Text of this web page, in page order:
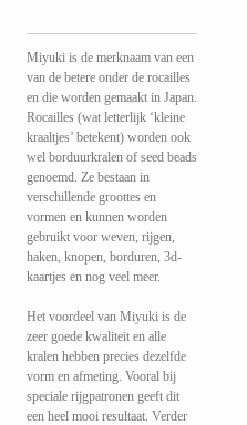
Miyuki is de merknaam van een
van de betere onder de rocailles
en die worden gemaakt in Japan.
Rocailles (wat letterlijk ‘kleine
kraaltjes’ betekent) worden ook
wel borduurkralen of seed beads
genoemd. Ze bestaan in
verschillende groottes en
vormen en kunnen worden
gebruikt voor weven, rijgen,
haken, knopen, borduren, 3d-
kaartjes en nog veel meer.
Het voordeel van Miyuki is de
zeer goede kwaliteit en alle
kralen hebben precies dezelfde
vorm en afmeting. Vooral bij
speciale rijgpatronen geeft dit
een heel mooi resultaat. Verder